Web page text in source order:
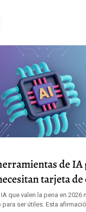
de
tarjeta
que valen la pena en 2026
ser útiles. Esta